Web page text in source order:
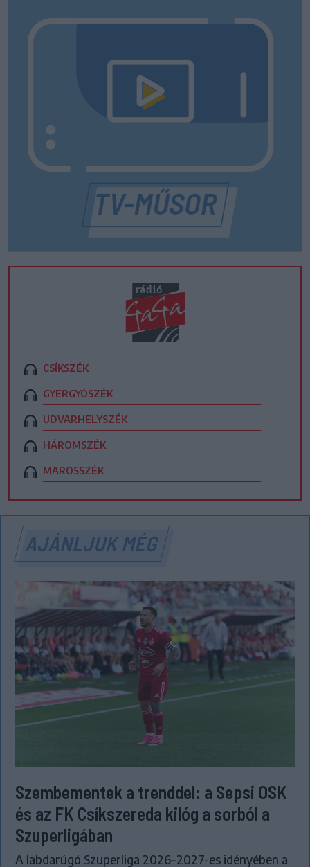
CSÍKSZÉK
GYERGYÓSZÉK
UDVARHELYSZÉK
HÁROMSZÉK
MAROSSZÉK
AJÁNLJUK MÉG
Szembementek a trenddel: a Sepsi OSK
és az FK Csíkszereda kilóg a sorból a
Szuperligában
A labdarúgó Szuperliga 2026–2027-es idényében a